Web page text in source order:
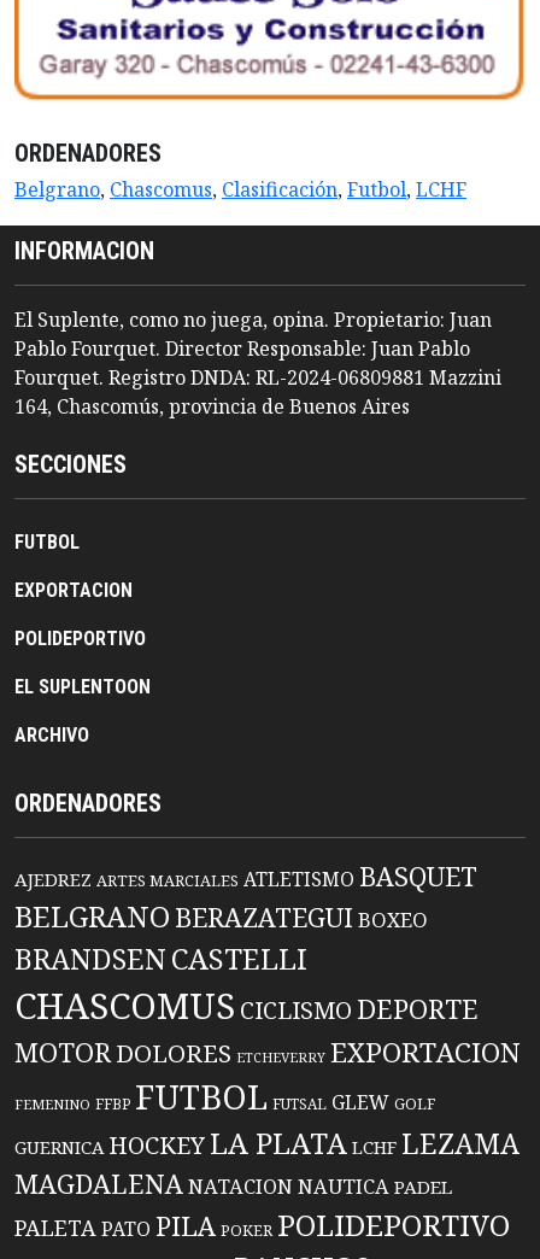
ORDENADORES
Belgrano, Chascomus, Clasificación,Futbol,LCHF
INFORMACION
El Suplente, como no juega, opina. Propietario: Juan
Pablo Fourquet. Director Responsable: Juan Pablo
Fourquet. Registro DNDA: RL-2024-06809881 Mazzini
164, Chascomús, provincia de Buenos Aires
SECCIONES
FUTBOL
EXPORTACION
POLIDEPORTIVO
EL SUPLENTOON
ARCHIVO
ORDENADORES
AJEDREZ ARTES MARCIALES ATLETISMO BASQUET
BELGRANO BERAZATEGUIBOXEO
BRANDSENCASTELLI
CHASCOMUS CICLISMO DEPORTE
MOTORDOLORES ETCHEVERRY EXPORTACION
FEMENINO FFBP FUTBOL FUTSAL GLEW GOLF
GUERNICA HOCKEYLA PLATA LCHF LEZAMA
MAGDALENANATACIONNAUTICA PADEL
PALETA PATO PILA POKER POLIDEPORTIVO